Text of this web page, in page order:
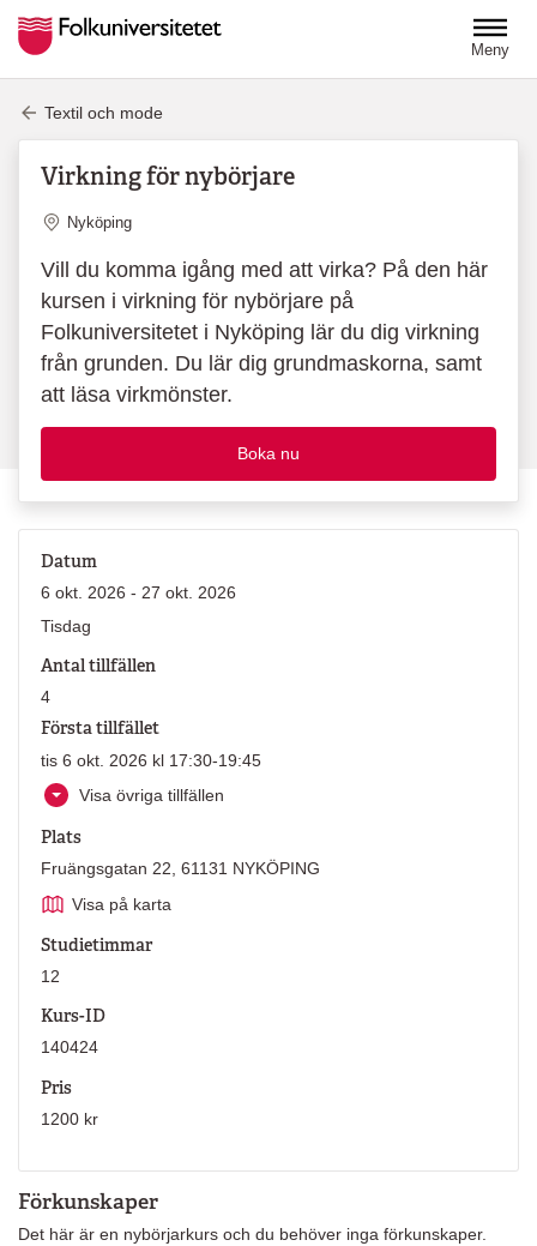
Meny
Textil och mode
Virkning för nybörjare
Plats
Nyköping
Vill du komma igång med att virka? På den här
kursen i virkning för nybörjare på
Folkuniversitetet i Nyköping lär du dig virkning
från grunden. Du lär dig grundmaskorna, samt
att läsa virkmönster.
Boka nu
Förkunskaper
Det här är en nybörjarkurs och du behöver inga förkunskaper.
Datum
6 okt. 2026 - 27 okt. 2026
Tisdag
Antal tillfällen
4
Första tillfället
tis 6 okt. 2026 kl 17:30-19:45
Visa övriga tillfällen
Plats
Fruängsgatan 22, 61131 NYKÖPING
Visa på karta
Studietimmar
12
Kurs-ID
140424
Pris
1200 kr